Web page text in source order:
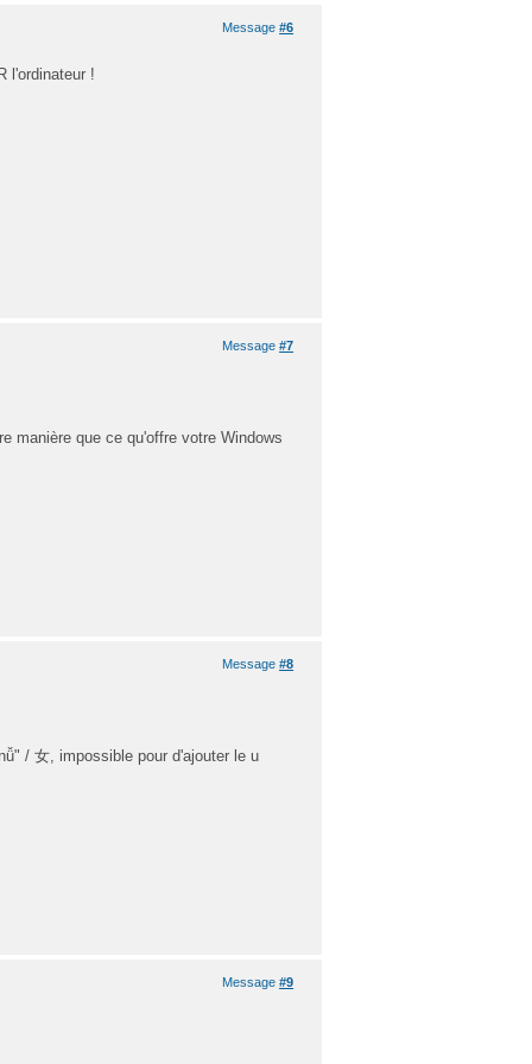
Message#6
l'ordinateur !
Message#7
manière que ce qu'offre votre Windows
Message#8
/ 女, impossible pour d'ajouter le u
Message#9